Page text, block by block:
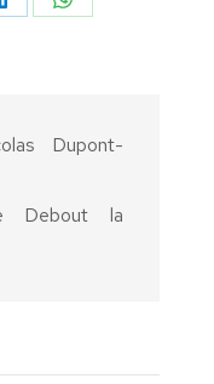
Partager
Dupont-
Debout la